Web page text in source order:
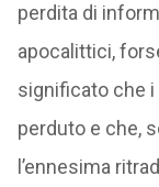
perdita di
apocalittici,
significato che i
perduto e che,
l’ennesima